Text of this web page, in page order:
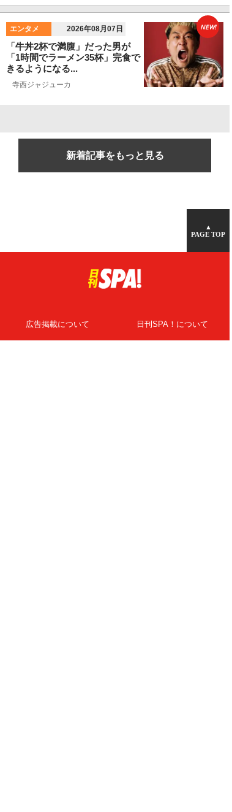
エンタメ 2026年08月07日
「牛丼2杯で満腹」だった男が
「1時間でラーメン35杯」完食で
きるようになる...
寺西ジャジューカ
NEW!
新着記事をもっと見る
▲
PAGE TOP
広告掲載について 日刊SPA！について